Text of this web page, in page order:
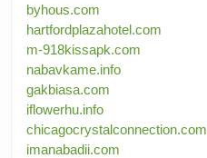
byhous.com
hartfordplazahotel.com
m-918kissapk.com
nabavkame.info
gakbiasa.com
iflowerhu.info
chicagocrystalconnection.com
imanabadii.com